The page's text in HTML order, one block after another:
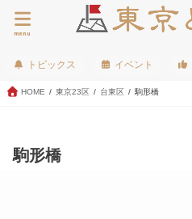
menu
トピックス イベント
HOME 東京23区 台東区 駒形橋
駒形橋